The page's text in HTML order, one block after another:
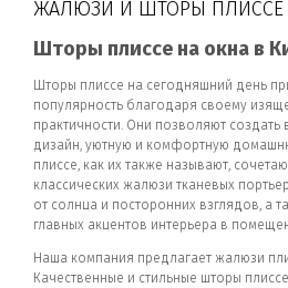
ЖАЛЮЗИ И ШТОРЫ ПЛИССЕ
Шторы плиссе на окна в
Шторы плиссе на сегодняшний день
популярность благодаря своему
практичности. Они позволяют
дизайн, уютную и комфортную
плиссе, как их также называют,
классических жалюзи тканевых
от солнца и посторонних взглядов, а
главных акцентов интерьера в
Наша компания предлагает жалюзи
Качественные и стильные шторы